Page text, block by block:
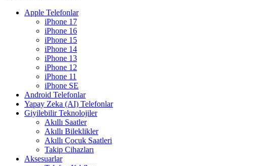
Apple Telefonlar
iPhone 17
iPhone 16
iPhone 15
iPhone 14
iPhone 13
iPhone 12
iPhone 11
iPhone SE
Android Telefonlar
Yapay Zeka (AI) Telefonlar
Giyilebilir Teknolojiler
Akıllı Saatler
Akıllı Bileklikler
Akıllı Çocuk Saatleri
Takip Cihazları
Aksesuarlar